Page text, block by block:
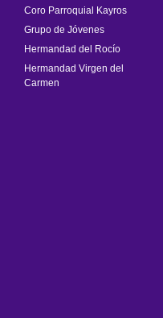
Coro Parroquial Kayros
Grupo de Jóvenes
Hermandad del Rocío
Hermandad Virgen del
Carmen